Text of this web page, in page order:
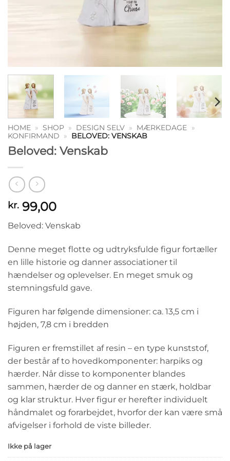
HOME » SHOP » DESIGN SELV » MÆRKEDAGE
»
KONFIRMAND
» BELOVED: VENSKAB
Beloved: Venskab
kr. 99,00
Beloved: Venskab
Denne meget flotte og udtryksfulde figur fortæller
en lille historie og danner associationer til
hændelser og oplevelser. En meget smuk og
stemningsfuld gave.
Figuren har følgende dimensioner: ca. 13,5 cm i
højden, 7,8 cm i bredden
Figuren er fremstillet af resin – en type kunststof,
der består af to hovedkomponenter: harpiks og
hærder. Når disse to komponenter blandes
sammen, hærder de og danner en stærk, holdbar
og klar struktur. Hver figur er herefter individuelt
håndmalet og forarbejdet, hvorfor der kan være små
afvigelser i forhold de viste billeder.
Ikke på lager